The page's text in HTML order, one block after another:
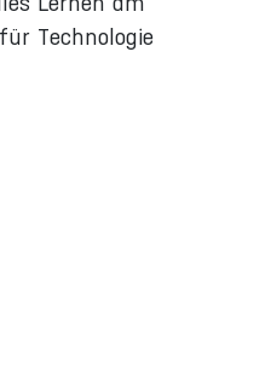
Technologie